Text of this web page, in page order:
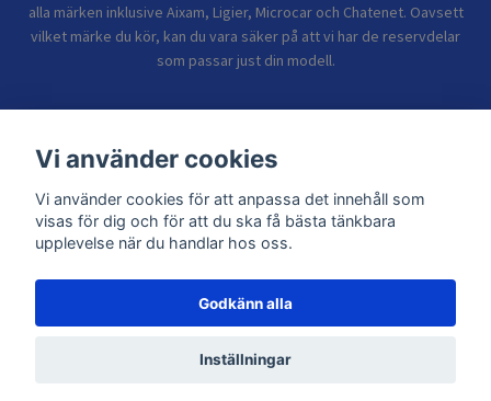
alla märken inklusive Aixam, Ligier, Microcar och Chatenet. Oavsett
vilket märke du kör, kan du vara säker på att vi har de reservdelar
som passar just din modell.
Sidor
© 2026 TIGFELDS FORDON
Vi använder cookies
Vi använder cookies för att anpassa det innehåll som
visas för dig och för att du ska få bästa tänkbara
upplevelse när du handlar hos oss.
Godkänn alla
Inställningar